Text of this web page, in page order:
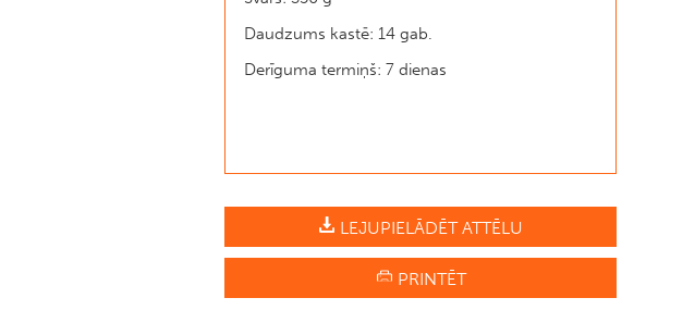
Daudzums kastē: 14 gab.
Derīguma termiņš: 7 dienas
LEJUPIELĀDĒT ATTĒLU
PRINTĒT